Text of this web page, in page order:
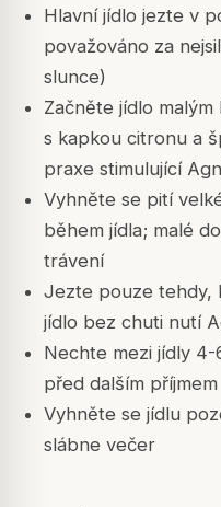
Hlavní jídlo jezte v
považováno za
slunce)
Začněte jídlo
s kapkou citronu a
praxe stimulující
Vyhněte se pití
během jídla; malé
trávení
Jezte pouze tehdy,
jídlo bez chuti nutí
Nechte mezi jídly
před dalším příjmem
Vyhněte se jídlu
slábne večer